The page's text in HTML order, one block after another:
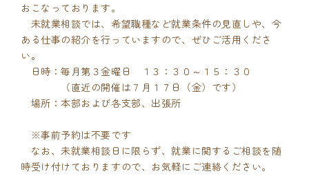
おこなっております。
未就業相談では、希望職種など就業条件の見直しや、今
ある仕事の紹介を行っていますので、ぜひご活用くださ
い。
日時：毎月第３金曜日 １３：３０～１５：３０
（直近の開催は７月１７日（金）です）
場所：本部および各支部、出張所
※事前予約は不要です
なお、未就業相談日に限らず、就業に関するご相談を随
時受け付けておりますので、お気軽にご連絡ください。